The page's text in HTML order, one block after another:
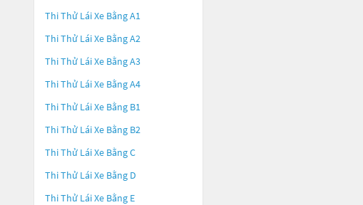
Thi Thử Lái Xe Bằng A1
Thi Thử Lái Xe Bằng A2
Thi Thử Lái Xe Bằng A3
Thi Thử Lái Xe Bằng A4
Thi Thử Lái Xe Bằng B1
Thi Thử Lái Xe Bằng B2
Thi Thử Lái Xe Bằng C
Thi Thử Lái Xe Bằng D
Thi Thử Lái Xe Bằng E